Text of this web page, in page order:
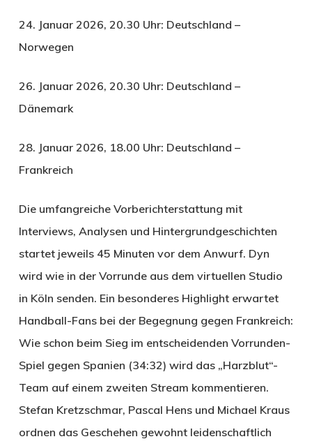
24. Januar 2026, 20.30 Uhr: Deutschland –
Norwegen
26. Januar 2026, 20.30 Uhr: Deutschland –
Dänemark
28. Januar 2026, 18.00 Uhr: Deutschland –
Frankreich
Die umfangreiche Vorberichterstattung mit
Interviews, Analysen und Hintergrundgeschichten
startet jeweils 45 Minuten vor dem Anwurf. Dyn
wird wie in der Vorrunde aus dem virtuellen Studio
in Köln senden. Ein besonderes Highlight erwartet
Handball-Fans bei der Begegnung gegen Frankreich:
Wie schon beim Sieg im entscheidenden Vorrunden-
Spiel gegen Spanien (34:32) wird das „Harzblut“-
Team auf einem zweiten Stream kommentieren.
Stefan Kretzschmar, Pascal Hens und Michael Kraus
ordnen das Geschehen gewohnt leidenschaftlich